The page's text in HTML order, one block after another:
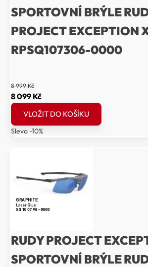
SPORTOVNÍ BRÝLE
PROJECT EXCEPTION
RPSQ107306-0000
8 999Kč
Původní
cena
byla:
8
8 099 KčAktuální
8
VLOŽIT DO KOŠÍKU
Sleva -10%
RUDY PROJECT
SPORTOVNÍ BRÝLE